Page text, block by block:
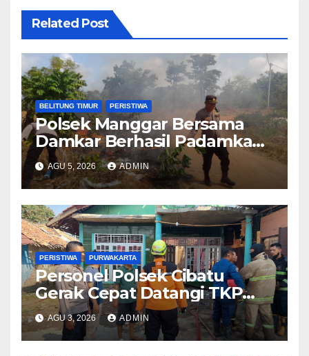
Related Post
BELITUNG TIMUR PERISTIWA
Polsek Manggar Bersama
Damkar Berhasil Padamkan
Kebakaran Lahan di Desa
Sukamandi
AGU 5, 2026 ADMIN
PERISTIWA PURWAKARTA
Personel Polsek Cibatu
Gerak Cepat Datangi TKP
Kebakaran Rumah, Pastikan
Penanganan Berjalan
Optimal
AGU 3, 2026 ADMIN